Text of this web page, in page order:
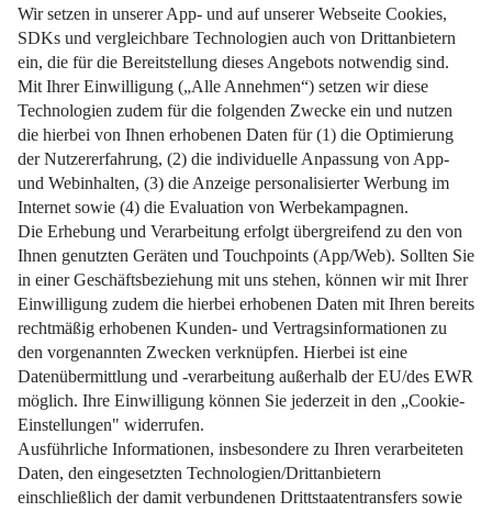
Mit kluger Planung sichern Sie Ihr Zuhause und ersparen
Ihrer Familie hohe Kosten.
Weiterlesen
Impressum Datenschutz Nutzungsbedingungen
Pflichtinformationen AGB Über uns Bildquellen
Barrierefreiheit Widerrufsformular